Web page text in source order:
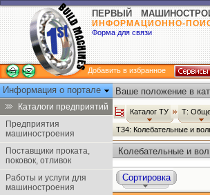
ПЕРВЫЙ
ИНФОРМАЦИОННО-
Форма для связи
Добавить в избранное
Информация о портале
Каталоги предприятий
Предприятия
машиностроения
Поставщики проката,
поковок, отливок
Работы и услуги для
машиностроения
Ваше положение в
Каталог ТУ Т:
Т34: Колебательные и
Колебательные и
Сортировка